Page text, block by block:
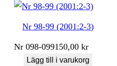
Nr 98-99 (2001:2-3)
Nr 098-099150,00kr
Lägg till i varukorg